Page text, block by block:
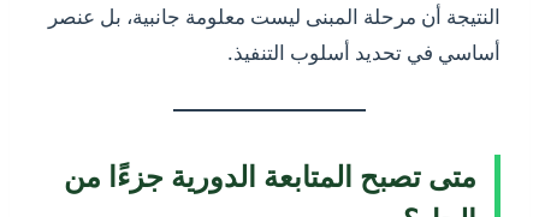
النتيجة أن مرحلة المبنى ليست معلومة جانبية، بل عنصر
أساسي في تحديد أسلوب التنفيذ.
متى تصبح المتابعة الدورية جزءًا من